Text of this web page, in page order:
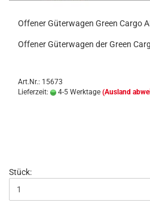
Offener Güterwagen Green Cargo
Offener Güterwagen der Green
Art.Nr.: 15673
Lieferzeit:
4-5 Werktage (Ausland
Stück: